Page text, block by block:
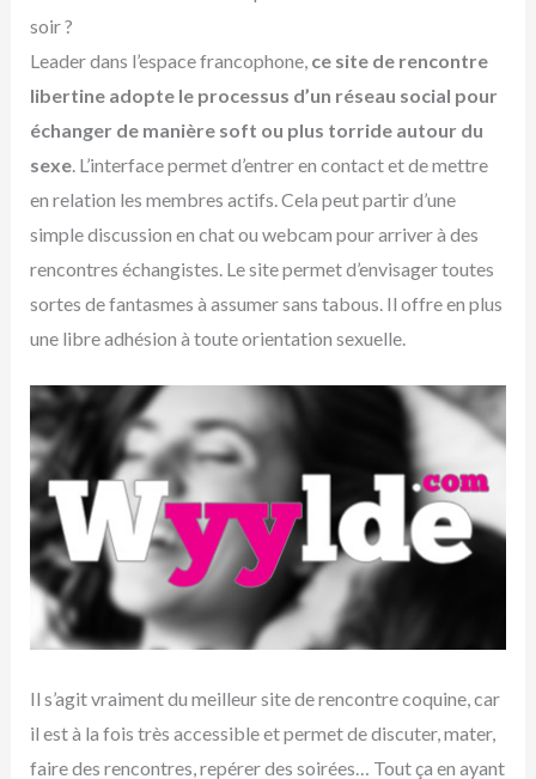
soir ?
Leader dans l’espace francophone, ce site de rencontre
libertine adopte le processus d’un réseau social pour
échanger de manière soft ou plus torride autour du
sexe. L’interface permet d’entrer en contact et de mettre
en relation les membres actifs. Cela peut partir d’une
simple discussion en chat ou webcam pour arriver à des
rencontres échangistes. Le site permet d’envisager toutes
sortes de fantasmes à assumer sans tabous. Il offre en plus
une libre adhésion à toute orientation sexuelle.
Il s’agit vraiment du meilleur site de rencontre coquine, car
il est à la fois très accessible et permet de discuter, mater,
faire des rencontres, repérer des soirées… Tout ça en ayant